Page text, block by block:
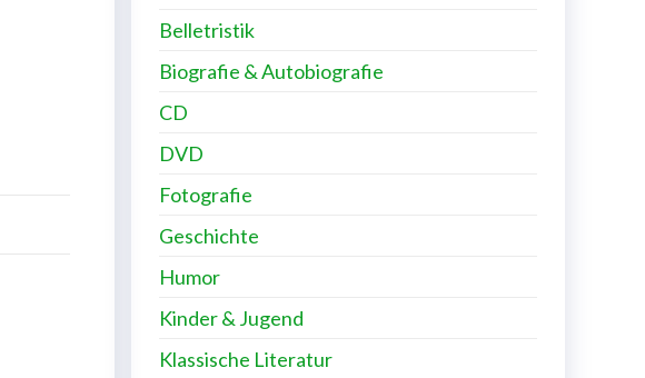
Belletristik
Biografie & Autobiografie
CD
DVD
Fotografie
Geschichte
Humor
Kinder & Jugend
Klassische Literatur